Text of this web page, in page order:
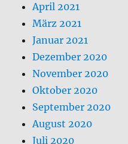
April 2021
März 2021
Januar 2021
Dezember 2020
November 2020
Oktober 2020
September 2020
August 2020
Juli 2020